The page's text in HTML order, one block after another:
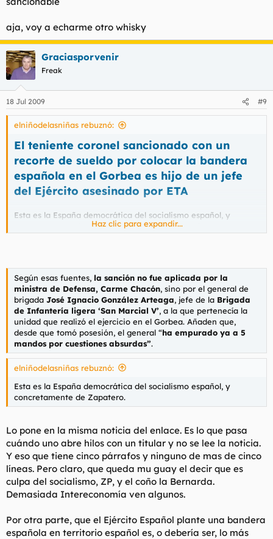
aja, voy a echarme otro whisky
Graciasporvenir
Freak
18 Jul 2009 #9
elniñodelasniñas rebuznó:
El teniente coronel sancionado con un
recorte de sueldo por colocar la bandera
española en el Gorbea es hijo de un jefe
del Ejército asesinado por ETA
Esta es la España democrática del socialismo español, y
concretamente de Zapatero. Hay mayor sinrazón que
Este hilo lo he creado para dar a conocer una noticia que me
ha indignado hasta casi reventarme la aorta. Es increíble.
Salud
Haz clic para expandir...
Según esas fuentes, la sanción no fue aplicada por la
ministra de Defensa, Carme Chacón, sino por el general de
brigada José Ignacio González Arteaga, jefe de la Brigada
de Infantería ligera ‘San Marcial V’, a la que pertenecía la
unidad que realizó el ejercicio en el Gorbea. Añaden que,
desde que tomó posesión, el general “ha empurado ya a 5
mandos por cuestiones absurdas”.
elniñodelasniñas rebuznó:
Esta es la España democrática del socialismo español, y
concretamente de Zapatero.
Lo pone en la misma noticia del enlace. Es lo que pasa
cuándo uno abre hilos con un titular y no se lee la noticia.
Y eso que tiene cinco párrafos y ninguno de mas de cinco
líneas. Pero claro, que queda mu guay el decir que es
culpa del socialismo, ZP, y el coño la Bernarda.
Demasiada Intereconomía ven algunos.
Por otra parte, que el Ejército Español plante una bandera
española en territorio español es, o debería ser, lo más